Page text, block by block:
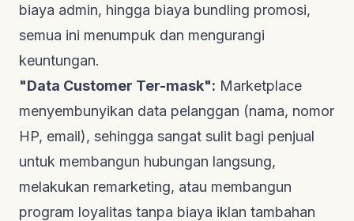
biaya admin, hingga biaya bundling promosi,
semua ini menumpuk dan mengurangi
keuntungan.
"Data Customer Ter-mask": Marketplace
menyembunyikan data pelanggan (nama, nomor
HP, email), sehingga sangat sulit bagi penjual
untuk membangun hubungan langsung,
melakukan remarketing, atau membangun
program loyalitas tanpa biaya iklan tambahan